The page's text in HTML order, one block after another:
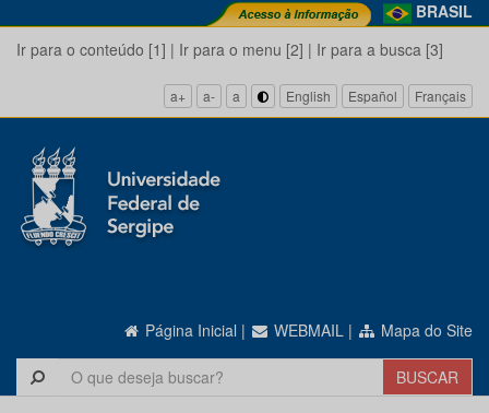
BRASIL
Ir para o conteúdo [1] | Ir para o menu [2] | Ir para a busca [3]
a+ a- a English Español Français
Página Inicial | WEBMAIL | Mapa do Site